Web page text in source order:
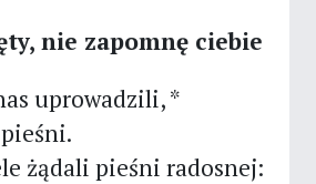
nie zapomnę ciebie
uprowadzili, *
żądali pieśni radosnej: